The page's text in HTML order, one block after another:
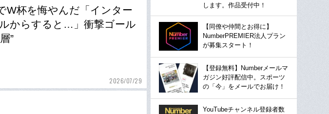
W杯を悔やんだ「インター
からすると…」衝撃ゴール
”
2026/07/29
します。作品受付中！
【同僚や仲間とお得に】
NumberPREMIER法人プラン
が募集スタート！
【登録無料】Numberメールマ
ガジン好評配信中。スポーツ
の「今」をメールでお届け！
YouTubeチャンネル登録者数